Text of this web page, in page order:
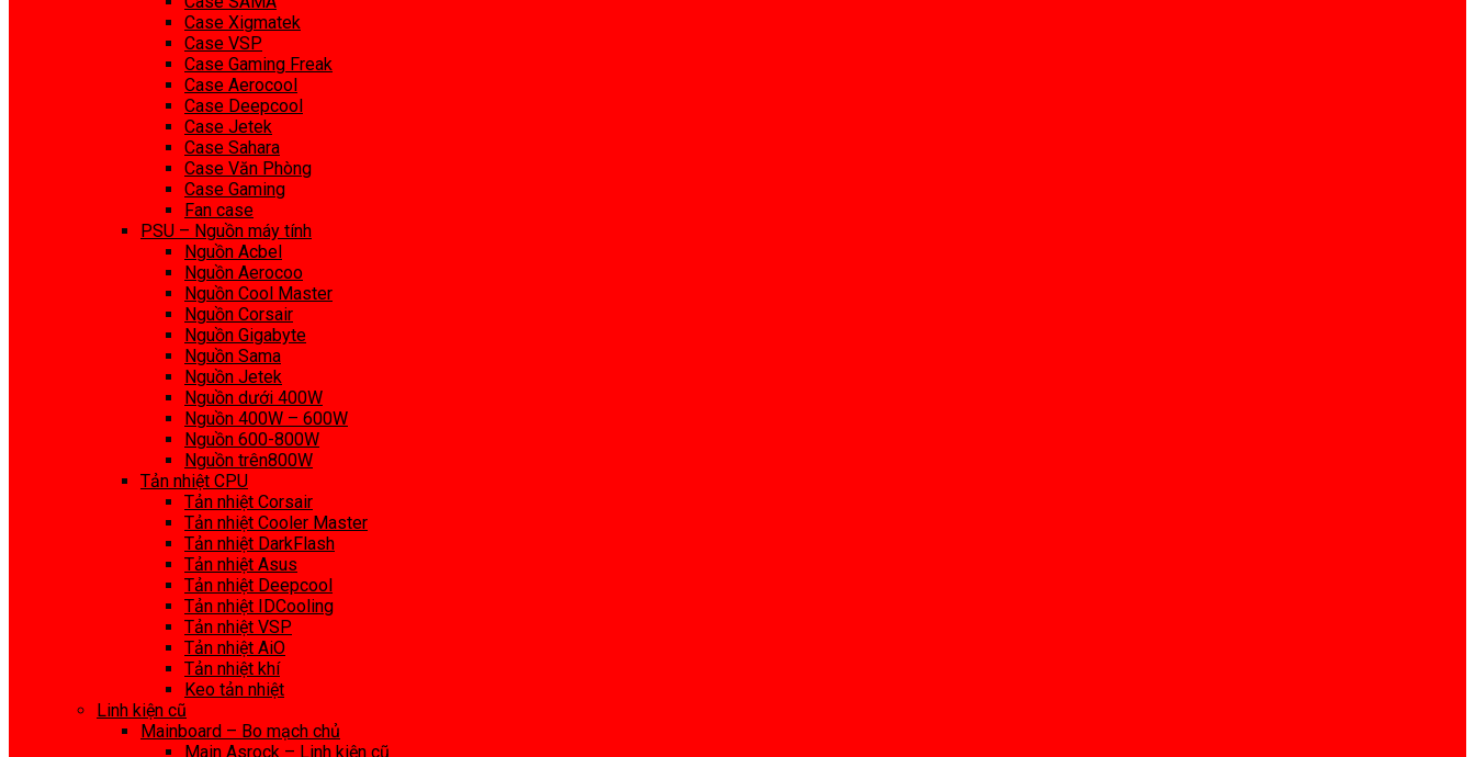
Case Xigmatek
Case VSP
Case Gaming Freak
Case Aerocool
Case Deepcool
Case Jetek
Case Sahara
Case Văn Phòng
Case Gaming
Fan case
PSU – Nguồn máy tính
Nguồn Acbel
Nguồn Aerocoo
Nguồn Cool Master
Nguồn Corsair
Nguồn Gigabyte
Nguồn Sama
Nguồn Jetek
Nguồn dưới 400W
Nguồn 400W – 600W
Nguồn 600-800W
Nguồn trên800W
Tản nhiệt CPU
Tản nhiệt Corsair
Tản nhiệt Cooler Master
Tản nhiệt DarkFlash
Tản nhiệt Asus
Tản nhiệt Deepcool
Tản nhiệt IDCooling
Tản nhiệt VSP
Tản nhiệt AiO
Tản nhiệt khí
Keo tản nhiệt
Linh kiện cũ
Mainboard – Bo mạch chủ
Main Asrock – Linh kiện cũ